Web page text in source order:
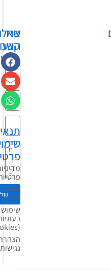
שאלות?
הצעות?
בקשות?
שלחו
קשר
תנאי
שימוש
פרטיות
מדיניות
פרטיות
שימוש
שימוש
בעוגיות
הצהרת
נגישות